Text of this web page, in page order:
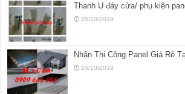
Thanh U đáy cửa/ phụ kiện
25/10/2019
Nhận Thi Công Panel Giá Rẻ
25/10/2019